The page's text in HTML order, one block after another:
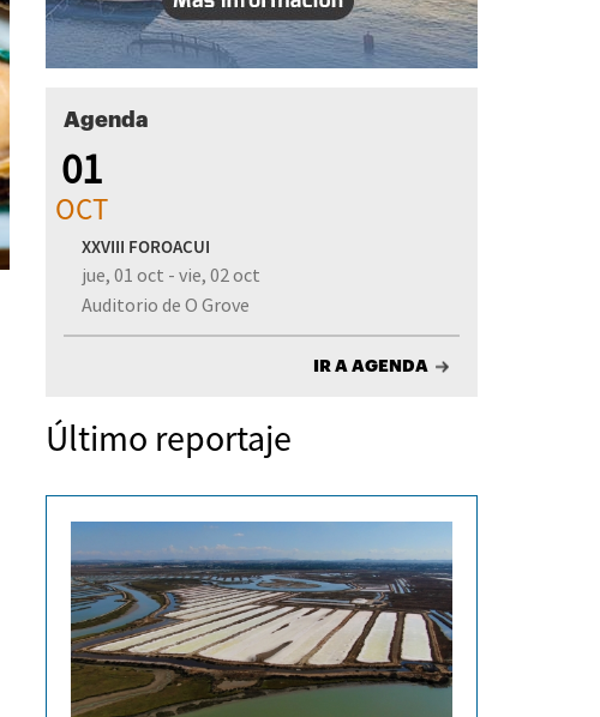
Agenda
01
OCT
XXVIII FOROACUI
jue, 01 oct - vie, 02 oct
Auditorio de O Grove
IR A AGENDA
Último reportaje